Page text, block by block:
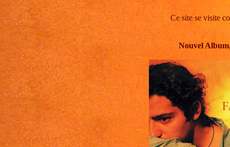
Ce site se visite
Nouvel